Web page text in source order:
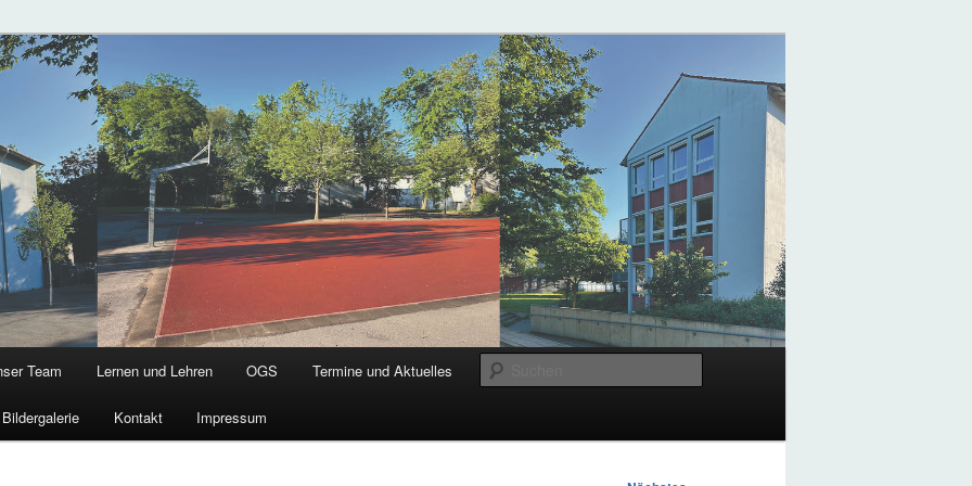
Team Lernen und Lehren OGS Termine und Aktuelles
Bildergalerie Kontakt Impressum